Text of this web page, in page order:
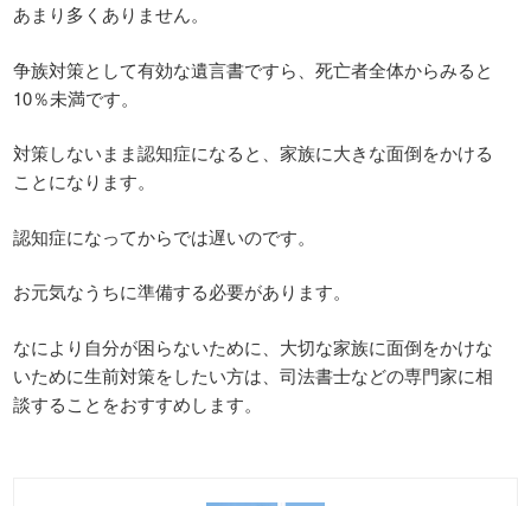
あまり多くありません。
争族対策として有効な遺言書ですら、死亡者全体からみると
10％未満です。
対策しないまま認知症になると、家族に大きな面倒をかける
ことになります。
認知症になってからでは遅いのです。
お元気なうちに準備する必要があります。
なにより自分が困らないために、大切な家族に面倒をかけな
いために生前対策をしたい方は、司法書士などの専門家に相
談することをおすすめします。